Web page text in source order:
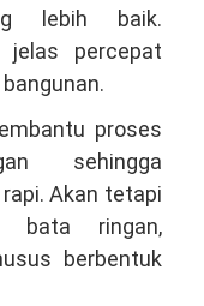
lebih baik.
jelas percepat
proses
sehingga
Akan tetapi
bata ringan,
berbentuk